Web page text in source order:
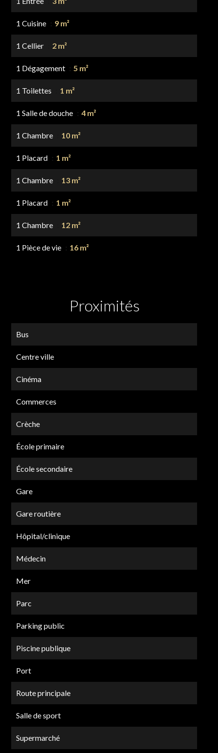
1 Cuisine 9 m²
1 Cellier 2 m²
1 Dégagement 5 m²
1 Toilettes 1 m²
1 Salle de douche 4 m²
1 Chambre 10 m²
1 Placard 1 m²
1 Chambre 13 m²
1 Placard 1 m²
1 Chambre 12 m²
1 Pièce de vie 16 m²
Proximités
Bus
Centre ville
Cinéma
Commerces
Crèche
École primaire
École secondaire
Gare
Gare routière
Hôpital/clinique
Médecin
Mer
Parc
Parking public
Piscine publique
Port
Route principale
Salle de sport
Supermarché